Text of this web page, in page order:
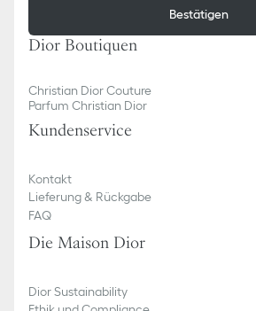
Bestätigen
Dior Boutiquen
Christian Dior Couture
Parfum Christian Dior
Kundenservice
Kontakt
Lieferung & Rückgabe
FAQ
Die Maison Dior
Dior Sustainability